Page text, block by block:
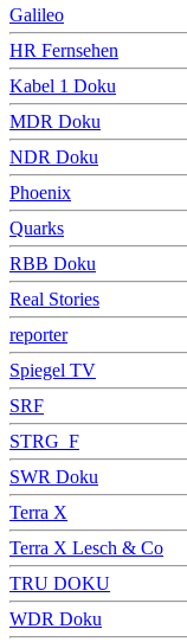
Galileo
HR Fernsehen
Kabel 1 Doku
MDR Doku
NDR Doku
Phoenix
Quarks
RBB Doku
Real Stories
reporter
Spiegel TV
SRF
STRG_F
SWR Doku
Terra X
Terra X Lesch & Co
TRU DOKU
WDR Doku